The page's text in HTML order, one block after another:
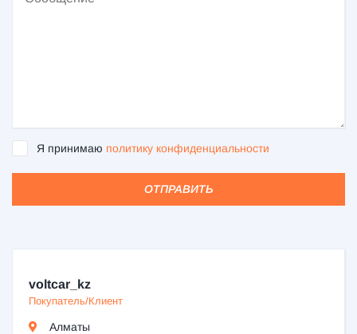
Я принимаю политику конфиденциальности
ОТПРАВИТЬ
voltcar_kz
Покупатель/Клиент
Алматы